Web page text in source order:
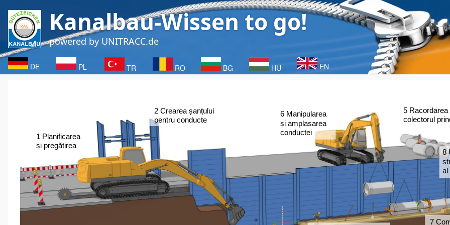
Sari
conținutul
principal
Kanalbau-Wissen to go!
powered by UNITRACC.de
DE PL TR RO BG HU EN
1 Planificarea
și pregătirea
2 Crearea șanțului
pentru conducte
5
colectorul
6 Manipularea
și amplasarea
conductei
7
8
al